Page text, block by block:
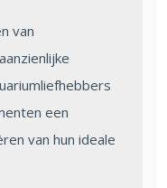
van
een
van hun ideale